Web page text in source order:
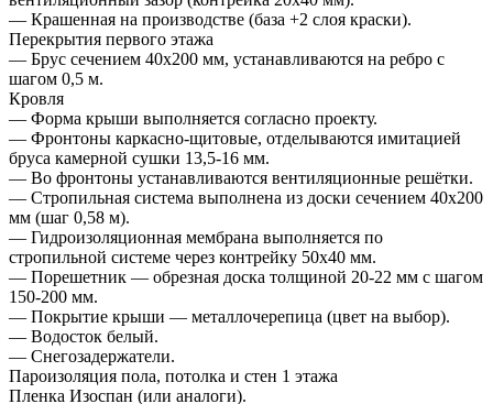
— Крашенная на производстве (база +2 слоя краски).
Перекрытия первого этажа
— Брус сечением 40х200 мм, устанавливаются на ребро с
шагом 0,5 м.
Кровля
— Форма крыши выполняется согласно проекту.
— Фронтоны каркасно-щитовые, отделываются имитацией
бруса камерной сушки 13,5-16 мм.
— Во фронтоны устанавливаются вентиляционные решётки.
— Стропильная система выполнена из доски сечением 40х200
мм (шаг 0,58 м).
— Гидроизоляционная мембрана выполняется по
стропильной системе через контрейку 50х40 мм.
— Порешетник — обрезная доска толщиной 20-22 мм с шагом
150-200 мм.
— Покрытие крыши — металлочерепица (цвет на выбор).
— Водосток белый.
— Снегозадержатели.
Пароизоляция пола, потолка и стен 1 этажа
Пленка Изоспан (или аналоги).